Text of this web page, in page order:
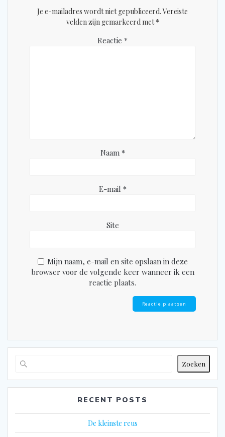
Je e-mailadres wordt niet gepubliceerd. Vereiste
velden zijn gemarkeerd met*
Reactie *
Naam *
E-mail *
Site
Mijn naam, e-mail en site opslaan in deze
browser voor de volgende keer wanneer ik een
reactie plaats.
Zoeken
RECENT POSTS
De kleinste reus